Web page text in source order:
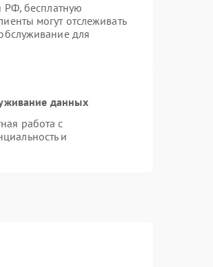
РФ, бесплатную
могут отслеживать
для
данных
работа с
и